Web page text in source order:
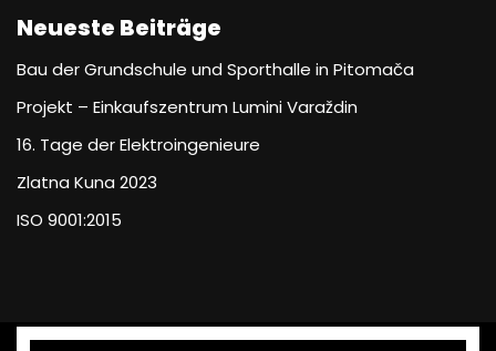
Neueste Beiträge
Bau der Grundschule und Sporthalle in Pitomača
Projekt – Einkaufszentrum Lumini Varaždin
16. Tage der Elektroingenieure
Zlatna Kuna 2023
ISO 9001:2015